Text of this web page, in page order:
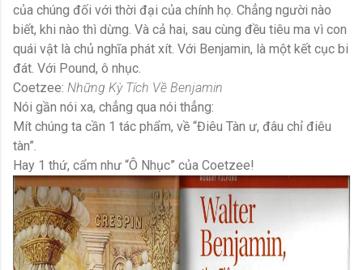
của chúng đối với thời đại của chính họ. Chẳng người nào
biết, khi nào thì dừng. Và cả hai, sau cùng đều tiêu ma vì con
quái vật là chủ nghĩa phát xít. Với Benjamin, là một kết cục bi
đát. Với Pound, ô nhục.
Coetzee: Những Kỳ Tích Về Benjamin
Nói gần nói xa, chẳng qua nói thẳng:
Mít chúng ta cần 1 tác phẩm, về “Điêu Tàn ư, đâu chỉ điêu
tàn”.
Hay 1 thứ, cẩm như “Ô Nhục” của Coetzee!